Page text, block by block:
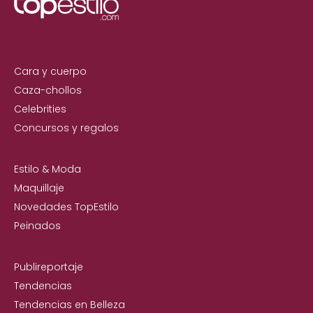
Cara y cuerpo
Caza-chollos
Celebrities
Concursos y regalos
Estilo & Moda
Maquillaje
Novedades TopEstilo
Peinados
Publireportaje
Tendencias
Tendencias en Belleza